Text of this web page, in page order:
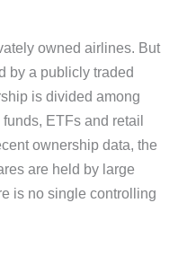
owned airlines. But
by a publicly traded
is divided among
ETFs and retail
ownership data, the
are held by large
is no single controlling